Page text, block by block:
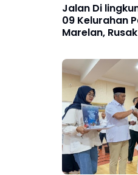
Jalan Di
09 Kelurahan
Marelan,
SDABMBK